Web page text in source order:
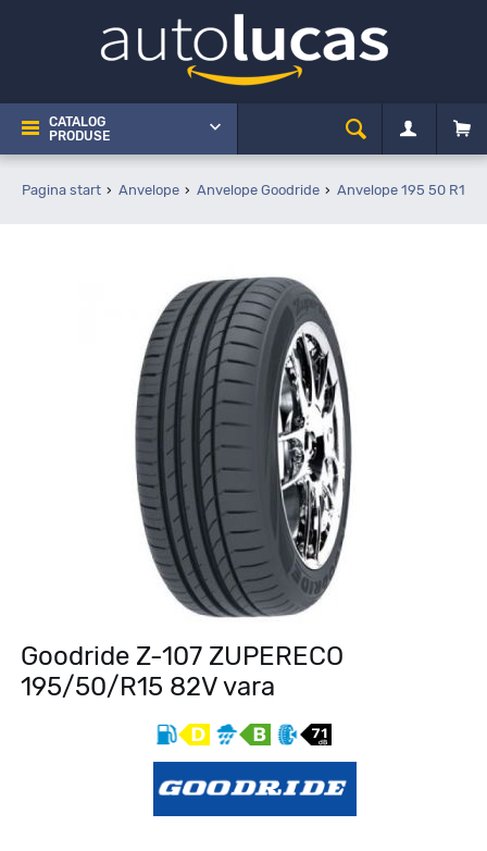
CATALOG
PRODUSE
Pagina start Anvelope Anvelope Goodride Anvelope 195 50 R15
Goodride Z-107 ZUPERECO
195/50/R15 82V vara